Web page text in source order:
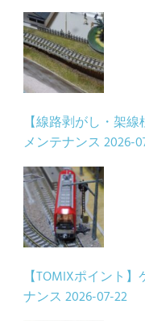
【線路剥がし・架
メンテナンス 2026-
【TOMIXポイント
ナンス 2026-07-22